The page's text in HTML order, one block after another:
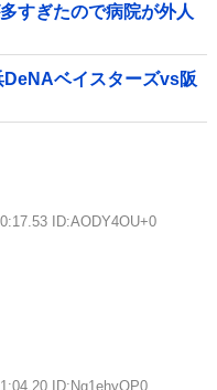
すぎたので病院が外人
ベイスターズvs阪
ID:AODY4OU+0
ID:Ng1ehyQP0